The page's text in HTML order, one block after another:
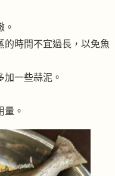
。
的時間不宜過長，以免魚
一些蒜泥。
量。